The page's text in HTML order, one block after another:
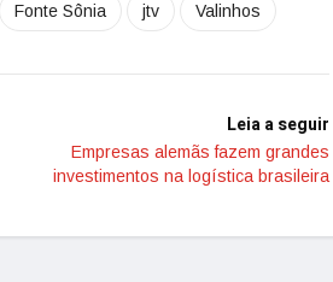
Fonte Sônia jtv Valinhos
Leia a seguir
Empresas alemãs fazem grandes
investimentos na logística brasileira